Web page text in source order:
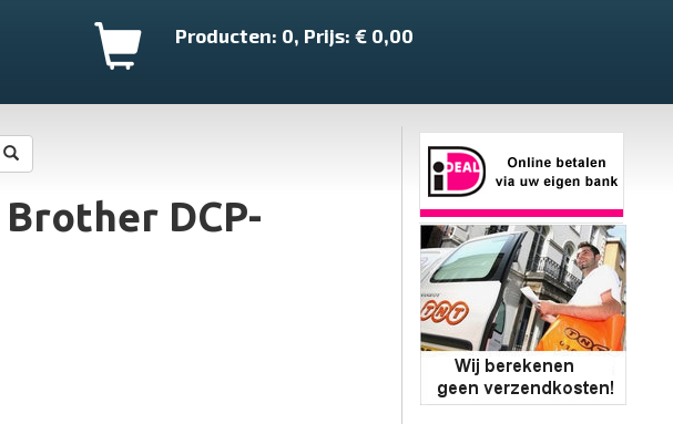
Producten: 0, Prijs: € 0,00
DCP-